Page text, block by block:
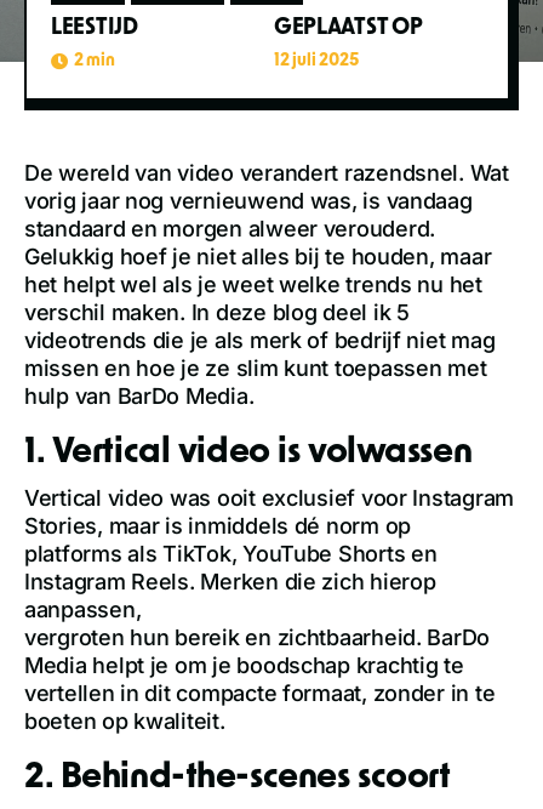
LEESTIJD
2 min
GEPLAATST OP
12 juli 2025
De wereld van video verandert razendsnel. Wat
vorig jaar nog vernieuwend was, is vandaag
standaard en morgen alweer verouderd.
Gelukkig hoef je niet alles bij te houden, maar
het helpt wel als je weet welke trends nu het
verschil maken. In deze blog deel ik 5
videotrends die je als merk of bedrijf niet mag
missen en hoe je ze slim kunt toepassen met
hulp van BarDo Media.
1. Vertical video is volwassen
Vertical video was ooit exclusief voor Instagram
Stories, maar is inmiddels dé norm op
platforms als TikTok, YouTube Shorts en
Instagram Reels. Merken die zich hierop
aanpassen,
vergroten hun bereik en zichtbaarheid. BarDo
Media helpt je om je boodschap krachtig te
vertellen in dit compacte formaat, zonder in te
boeten op kwaliteit.
2. Behind-the-scenes scoort